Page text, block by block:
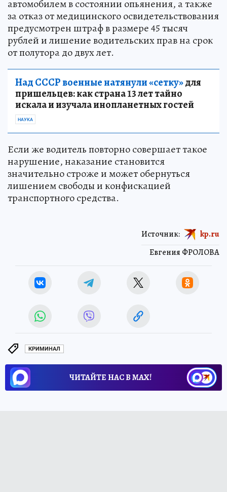
автомобилем в состоянии опьянения, а также
за отказ от медицинского освидетельствования
предусмотрен штраф в размере 45 тысяч
рублей и лишение водительских прав на срок
от полутора до двух лет.
Над СССР военные натянули «сетку»для
пришельцев: как страна 13 лет тайно
искала и изучала инопланетных гостей
НАУКА
Если же водитель повторно совершает такое
нарушение, наказание становится
значительно строже и может обернуться
лишением свободы и конфискацией
транспортного средства.
Евгения ФРОЛОВА
Источник: kp.ru
КРИМИНАЛ
ЧИТАЙТЕ НАС В МАХ!